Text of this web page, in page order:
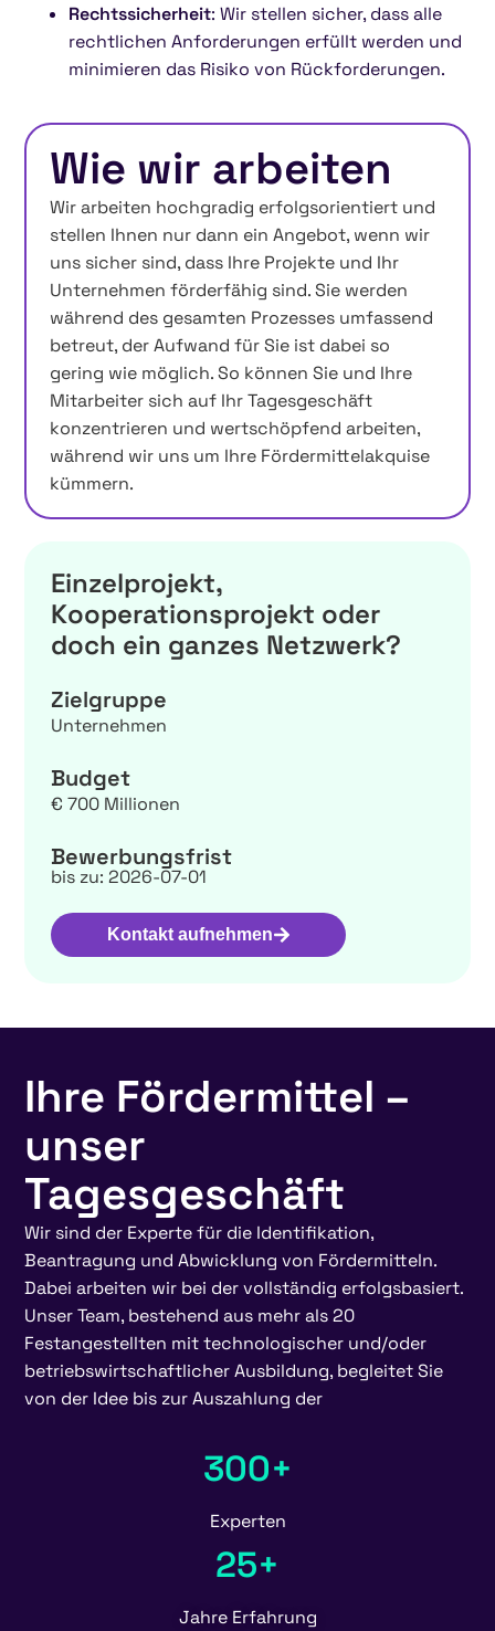
Rechtssicherheit: Wir stellen sicher, dass alle
rechtlichen Anforderungen erfüllt werden und
minimieren das Risiko von Rückforderungen.
Wie wir arbeiten
Wir arbeiten hochgradig erfolgsorientiert und
stellen Ihnen nur dann ein Angebot, wenn wir
uns sicher sind, dass Ihre Projekte und Ihr
Unternehmen förderfähig sind. Sie werden
während des gesamten Prozesses umfassend
betreut, der Aufwand für Sie ist dabei so
gering wie möglich. So können Sie und Ihre
Mitarbeiter sich auf Ihr Tagesgeschäft
konzentrieren und wertschöpfend arbeiten,
während wir uns um Ihre Fördermittelakquise
kümmern.
Einzelprojekt,
Kooperationsprojekt oder
doch ein ganzes Netzwerk?
Zielgruppe
Unternehmen
Budget
€ 700 Millionen
Bewerbungsfrist
bis zu: 2026-07-01
Kontakt aufnehmen
Ihre Fördermittel –
unser
Tagesgeschäft
Wir sind der Experte für die Identifikation,
Beantragung und Abwicklung von Fördermitteln.
Dabei arbeiten wir bei der vollständig erfolgsbasiert.
Unser Team, bestehend aus mehr als 20
Festangestellten mit technologischer und/oder
betriebswirtschaftlicher Ausbildung, begleitet Sie
von der Idee bis zur Auszahlung der
300+
Experten
25+
Jahre Erfahrung